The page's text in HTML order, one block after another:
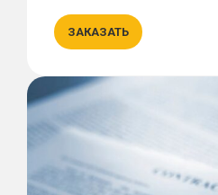
ЗАКАЗАТЬ